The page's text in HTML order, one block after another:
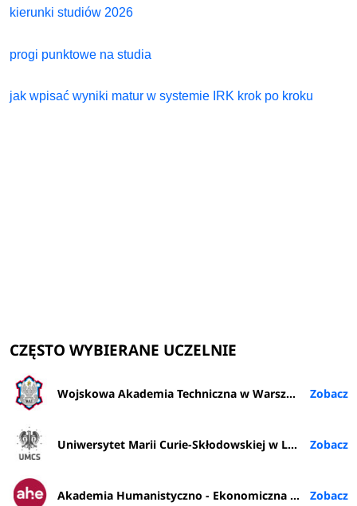
kierunki studiów 2026
progi punktowe na studia
jak wpisać wyniki matur w systemie IRK krok po kroku
CZĘSTO WYBIERANE UCZELNIE
Wojskowa Akademia Techniczna w Warszawie
Uniwersytet Marii Curie-Skłodowskiej w Lublinie
Akademia Humanistyczno - Ekonomiczna w Łodzi